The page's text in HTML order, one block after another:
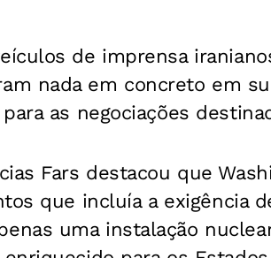
de imprensa
nada em concreto em
as negociações
Fars destacou que
que incluía a exigência
uma instalação